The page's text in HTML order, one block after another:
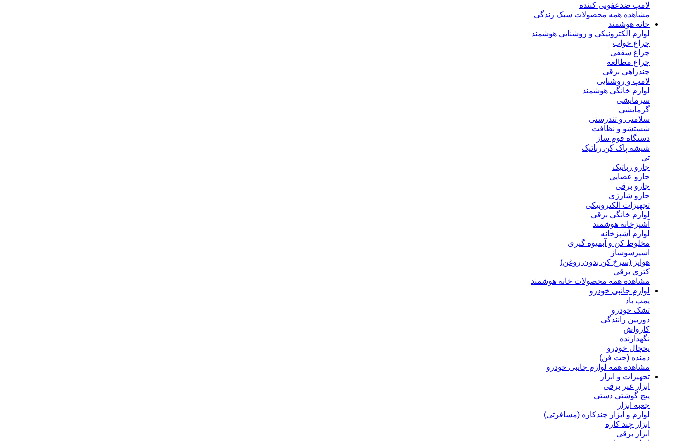
لامپ ضدعفونی کننده
مشاهده همه محصولات سبک زندگی
خانه هوشمند
لوازم الکترونیکی و روشنایی هوشمند
چراغ خواب
چراغ سقفی
چراغ مطالعه
چندراهی برقی
لامپ و روشنایی
لوازم خانگی هوشمند
سرمایشی
گرمایشی
سلامتی و تندرستی
شستشو و نظافت
دستگاه فوم ساز
شیشه پاک کن رباتیک
تی
جارو رباتیک
جارو عصایی
جارو برقی
جارو شارژی
تجهیزات الکترونیکی
لوازم خانگی برقی
آشپزخانه هوشمند
لوازم آشپزخانه
مخلوط کن و آبمیوه گیری
اسپرسوساز
هواپز (سرخ کن بدون روغن)
کتری برقی
مشاهده همه محصولات خانه هوشمند
لوازم جانبی خودرو
پمپ باد
تشک خودرو
دوربین رانندگی
کارواش
نگهدارنده
یخچال خودرو
دمنده (جت فن)
مشاهده همه لوازم جانبی خودرو
تجهیزات و ابزار
ابزار غیر برقی
پیچ گوشتی دستی
جعبه ابزار
لوازم و ابزار چندکاره (مسافرتی)
ابزار چند کاره
ابزار برقی